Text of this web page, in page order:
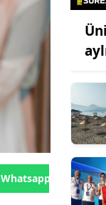
Whatsapp'tan